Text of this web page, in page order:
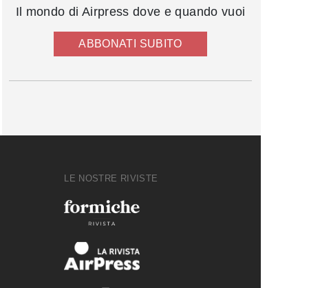
Il mondo di Airpress dove e quando vuoi
ABBONATI SUBITO
LE NOSTRE RIVISTE